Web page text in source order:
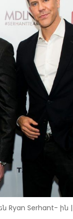
Ryan Serhant-